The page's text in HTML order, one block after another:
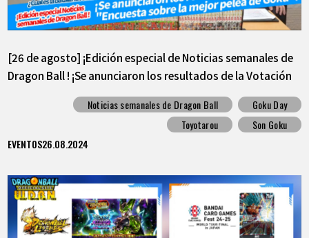
[26 de agosto] ¡Edición especial de Noticias semanales de
Dragon Ball ! ¡Se anunciaron los resultados de la Votación
sobre el mejor combate de Goku!
Noticias semanales de Dragon Ball
Goku Day
Toyotarou
Son Goku
EVENTOS26.08.2024